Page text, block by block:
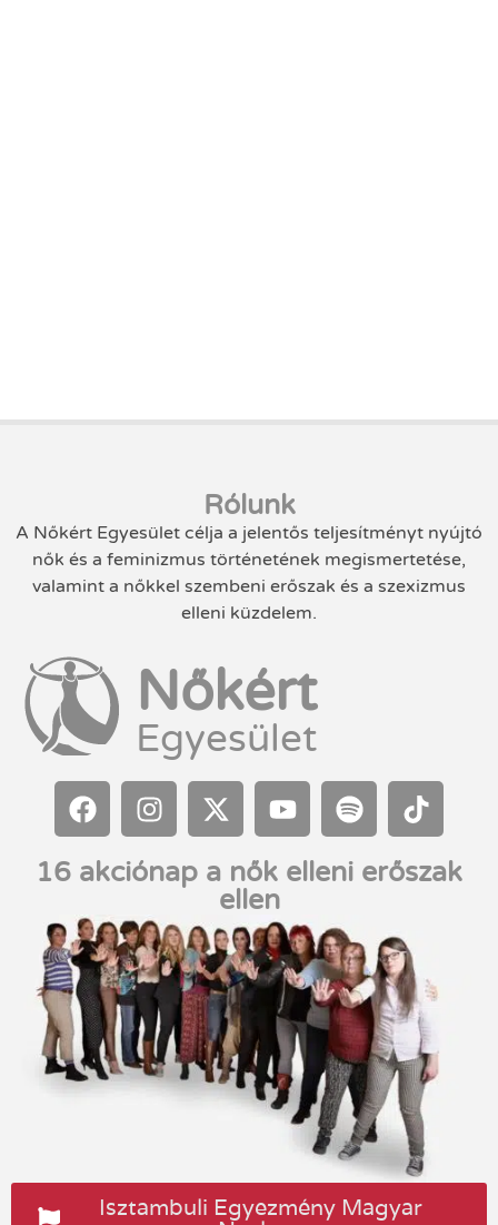
Rólunk
A Nőkért Egyesület célja a jelentős teljesítményt nyújtó
nők és a feminizmus történetének megismertetése,
valamint a nőkkel szembeni erőszak és a szexizmus
elleni küzdelem.
Nőkért
Egyesület
16 akciónap a nők elleni erőszak
ellen
Isztambuli Egyezmény Magyar